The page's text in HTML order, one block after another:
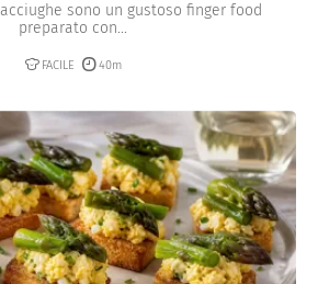
sono un gustoso finger food
preparato con...
FACILE 40m